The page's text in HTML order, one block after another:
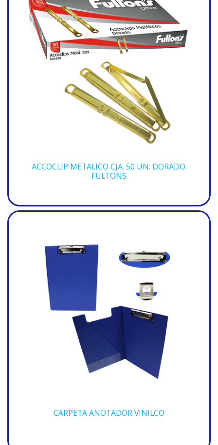
ACCOCLIP METALICO CJA. 50 UN. DORADO.
FULTONS
CARPETA ANOTADOR VINILCO